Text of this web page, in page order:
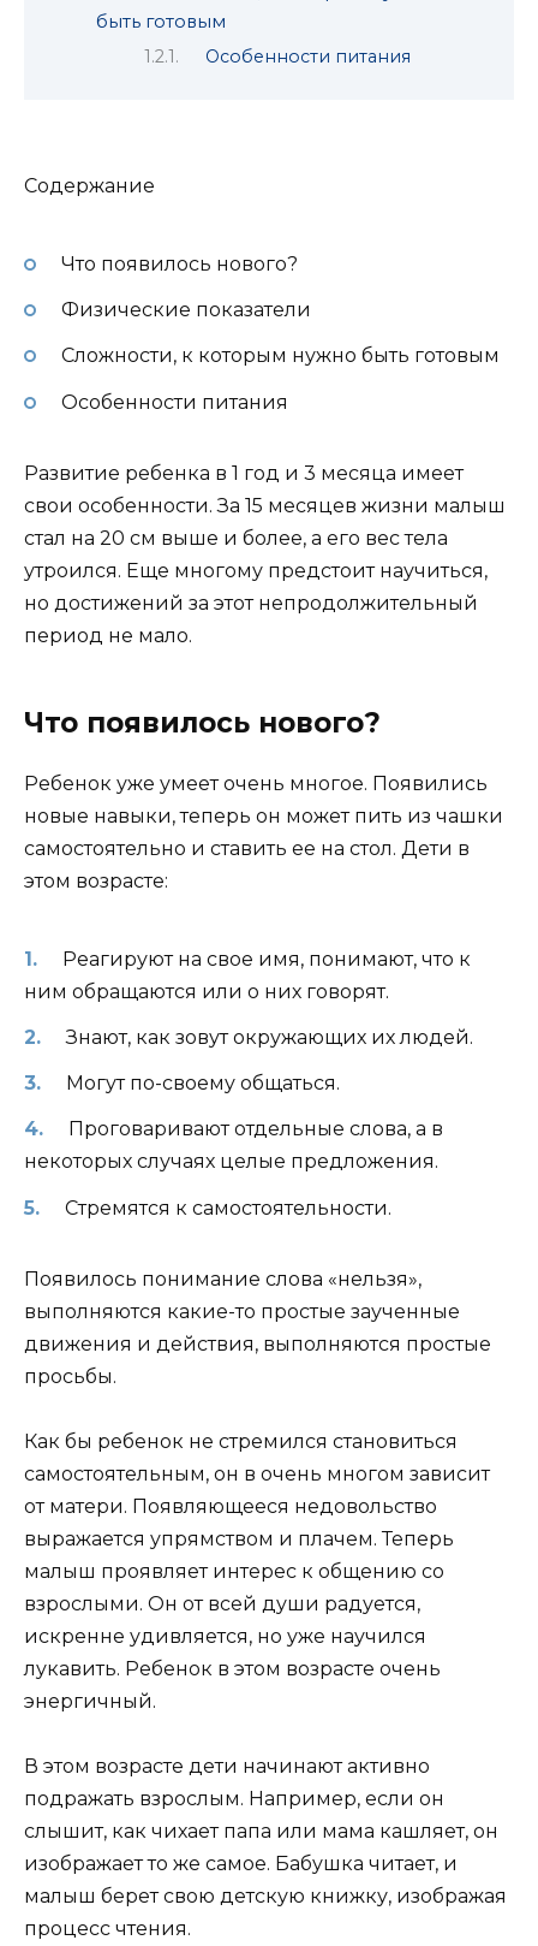
быть готовым
Особенности питания
Содержание
Что появилось нового?
Физические показатели
Сложности, к которым нужно быть готовым
Особенности питания
Развитие ребенка в 1 год и 3 месяца имеет
свои особенности. За 15 месяцев жизни малыш
стал на 20 см выше и более, а его вес тела
утроился. Еще многому предстоит научиться,
но достижений за этот непродолжительный
период не мало.
Что появилось нового?
Ребенок уже умеет очень многое. Появились
новые навыки, теперь он может пить из чашки
самостоятельно и ставить ее на стол. Дети в
этом возрасте:
Реагируют на свое имя, понимают, что к
ним обращаются или о них говорят.
Знают, как зовут окружающих их людей.
Могут по-своему общаться.
Проговаривают отдельные слова, а в
некоторых случаях целые предложения.
Стремятся к самостоятельности.
Появилось понимание слова «нельзя»,
выполняются какие-то простые заученные
движения и действия, выполняются простые
просьбы.
Как бы ребенок не стремился становиться
самостоятельным, он в очень многом зависит
от матери. Появляющееся недовольство
выражается упрямством и плачем. Теперь
малыш проявляет интерес к общению со
взрослыми. Он от всей души радуется,
искренне удивляется, но уже научился
лукавить. Ребенок в этом возрасте очень
энергичный.
В этом возрасте дети начинают активно
подражать взрослым. Например, если он
слышит, как чихает папа или мама кашляет, он
изображает то же самое. Бабушка читает, и
малыш берет свою детскую книжку, изображая
процесс чтения.